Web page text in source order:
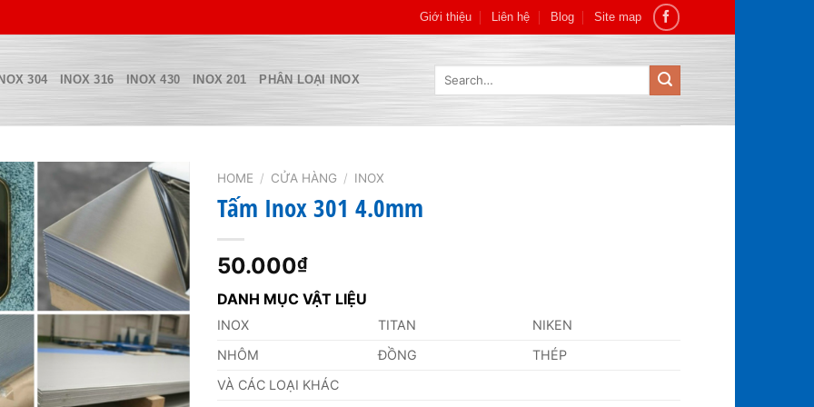
Giới thiệu Liên hệ Blog Site map
INOX 304 INOX 316 INOX 430 INOX 201 PHÂN LOẠI INOX
Search
HOME / CỬA HÀNG / INOX
Tấm Inox 301 4.0mm
50.000₫
DANH MỤC VẬT LIỆU
INOX TITAN
NIKEN
NHÔM
ĐỒNG
THÉP
VÀ CÁC LOẠI KHÁC